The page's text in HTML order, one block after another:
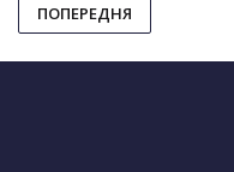
ПОПЕРЕДНЯ